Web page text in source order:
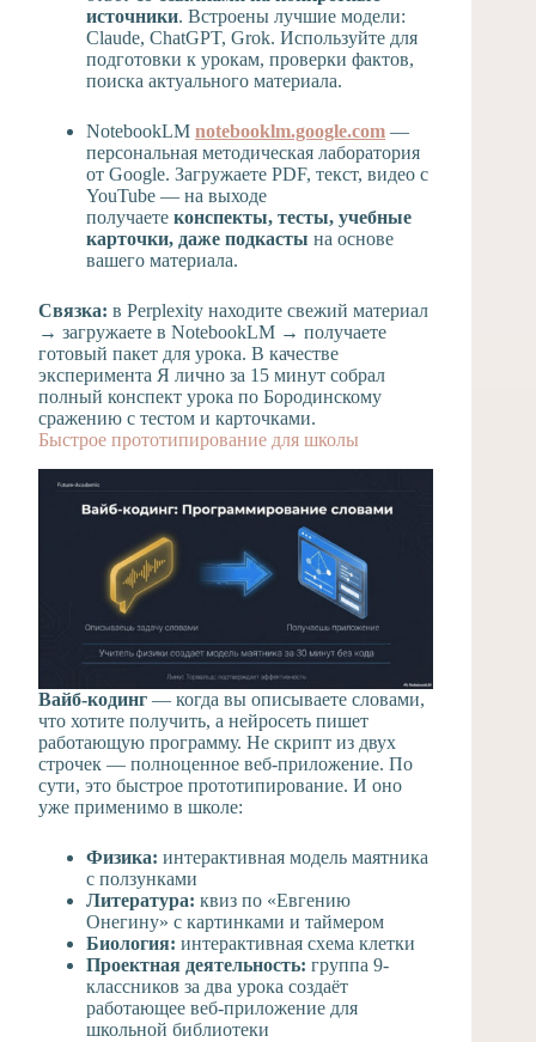
источники. Встроены лучшие модели:
Claude, ChatGPT, Grok. Используйте для
подготовки к урокам, проверки фактов,
поиска актуального материала.
NotebookLM notebooklm.google.com —
персональная методическая лаборатория
от Google. Загружаете PDF, текст, видео с
YouTube — на выходе
получаете конспекты, тесты, учебные
карточки, даже подкасты на основе
вашего материала.
Связка: в Perplexity находите свежий материал
→ загружаете в NotebookLM → получаете
готовый пакет для урока. В качестве
эксперимента Я лично за 15 минут собрал
полный конспект урока по Бородинскому
сражению с тестом и карточками.
Быстрое прототипирование для школы
Вайб-кодинг — когда вы описываете словами,
что хотите получить, а нейросеть пишет
работающую программу. Не скрипт из двух
строчек — полноценное веб-приложение. По
сути, это быстрое прототипирование. И оно
уже применимо в школе:
Физика: интерактивная модель маятника
с ползунками
Литература: квиз по «Евгению
Онегину» с картинками и таймером
Биология: интерактивная схема клетки
Проектная деятельность: группа 9-
классников за два урока создаёт
работающее веб-приложение для
школьной библиотеки